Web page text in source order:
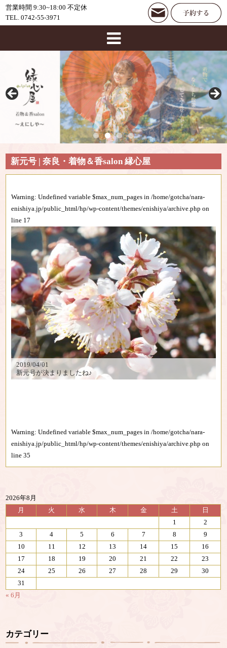
営業時間 9:30~18:00 不定休
TEL. 0742-55-3971
新元号 | 奈良・着物＆香salon 縁心屋
Warning: Undefined variable $max_num_pages in/home/gotcha/nara-
enishiya.jp/public_html/hp/wp-content/themes/enishiya/archive.php on
line 17
2019/04/01
新元号が決まりましたね♪
Warning: Undefined variable $max_num_pages in/home/gotcha/nara-
enishiya.jp/public_html/hp/wp-content/themes/enishiya/archive.php on
line35
2026年8月
月
火 水 木 金 土
日
1
2
3
4 5 6 7 8
9
10
11 12 13 14 15
16
17
18 19 20 21 22
23
24
25 26 27 28 29
30
31
« 6月
カテゴリー